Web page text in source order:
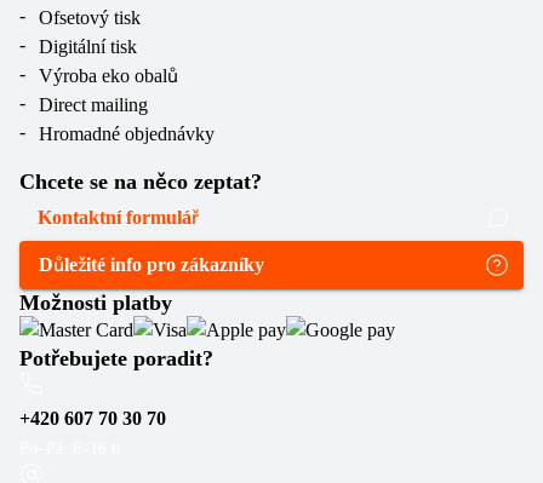
Ofsetový tisk
Digitální tisk
Výroba eko obalů
Direct mailing
Hromadné objednávky
Chcete se na něco zeptat?
Kontaktní formulář
Důležité info pro zákazníky
Možnosti platby
Potřebujete poradit?
+420 607 70 30 70